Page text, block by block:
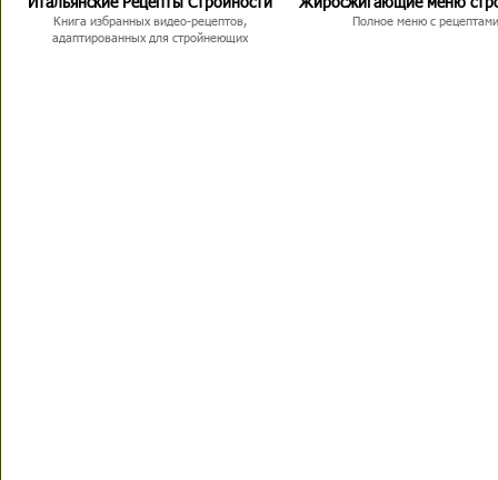
Книга избранных видео-рецептов,
адаптированных для стройнеющих
Полное меню с рецептами